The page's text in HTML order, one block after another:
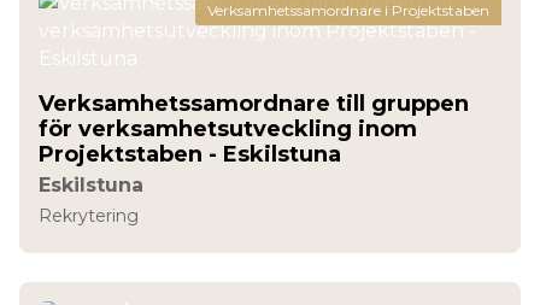
Verksamhetssamordnare i Projektstaben
Verksamhetssamordnare till gruppen
för verksamhetsutveckling inom
Projektstaben - Eskilstuna
Eskilstuna
Rekrytering